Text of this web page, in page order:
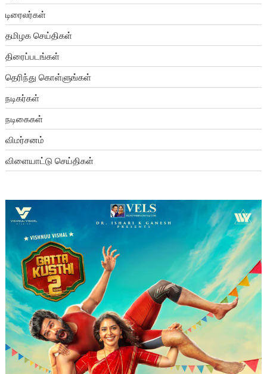
டிரைலர்கள்
தமிழக செய்திகள்
திரைப்படங்கள்
தெரிந்து கொள்ளுங்கள்
நடிகர்கள்
நடிகைகள்
விமர்சனம்
விளையாட்டு செய்திகள்